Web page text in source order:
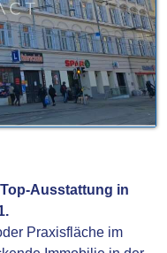
Ausstattung in
Praxisfläche im